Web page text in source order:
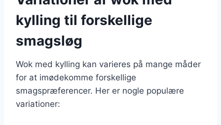
kylling til forskellige
smagsløg
Wok med kylling kan varieres på mange måder
for at imødekomme forskellige
smagspræferencer. Her er nogle populære
variationer: